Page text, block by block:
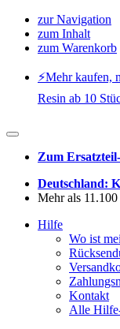
zur Navigation
zum Inhalt
zum Warenkorb
⚡️Mehr kaufen,
Resin ab 10
Zum
Deutschland:
Mehr als
Hilfe
Wo ist
Kontakt
Alle